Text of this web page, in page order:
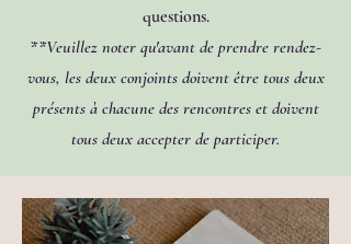
questions.
**Veuillez noter qu'avant de prendre rendez-
vous, les deux conjoints doivent être tous deux
présents à chacune des rencontres et doivent
tous deux accepter de participer.